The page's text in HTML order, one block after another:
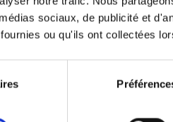
sociaux, de publicité et
ou qu'ils ont collectées